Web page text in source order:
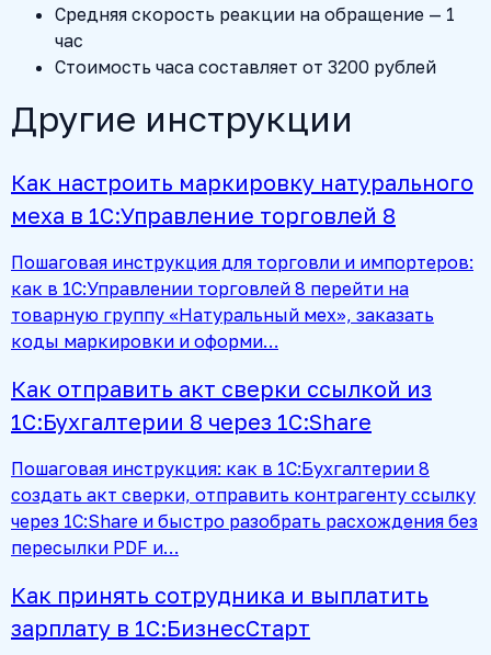
Средняя скорость реакции на обращение — 1
час
Стоимость часа составляет от 3200 рублей
Другие инструкции
Как настроить маркировку натурального
меха в 1С:Управление торговлей 8
Пошаговая инструкция для торговли и импортеров:
как в 1С:Управлении торговлей 8 перейти на
товарную группу «Натуральный мех», заказать
коды маркировки и оформи…
Как отправить акт сверки ссылкой из
1С:Бухгалтерии 8 через 1С:Share
Пошаговая инструкция: как в 1С:Бухгалтерии 8
создать акт сверки, отправить контрагенту ссылку
через 1С:Share и быстро разобрать расхождения без
пересылки PDF и…
Как принять сотрудника и выплатить
зарплату в 1С:БизнесСтарт